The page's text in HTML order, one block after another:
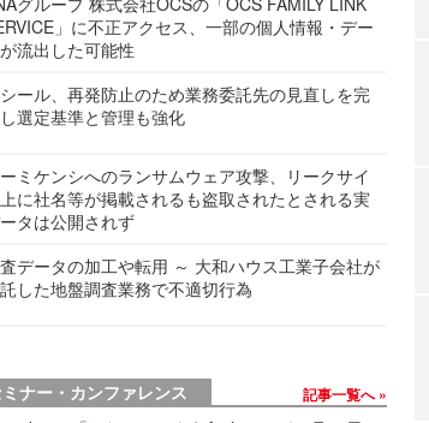
」に不正アクセス、一部の個人情報・デー
流出した可能性
ール、再発防止のため業務委託先の見直しを完
選定基準と管理も強化
ミケンシへのランサムウェア攻撃、リークサイ
上に社名等が掲載されるも盗取されたとされる実
タは公開されず
データの加工や転用 ～ 大和ハウス工業子会社が
した地盤調査業務で不適切行為
ナー・カンファレンス 記事一覧へ